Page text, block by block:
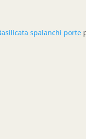
spalanchi porte